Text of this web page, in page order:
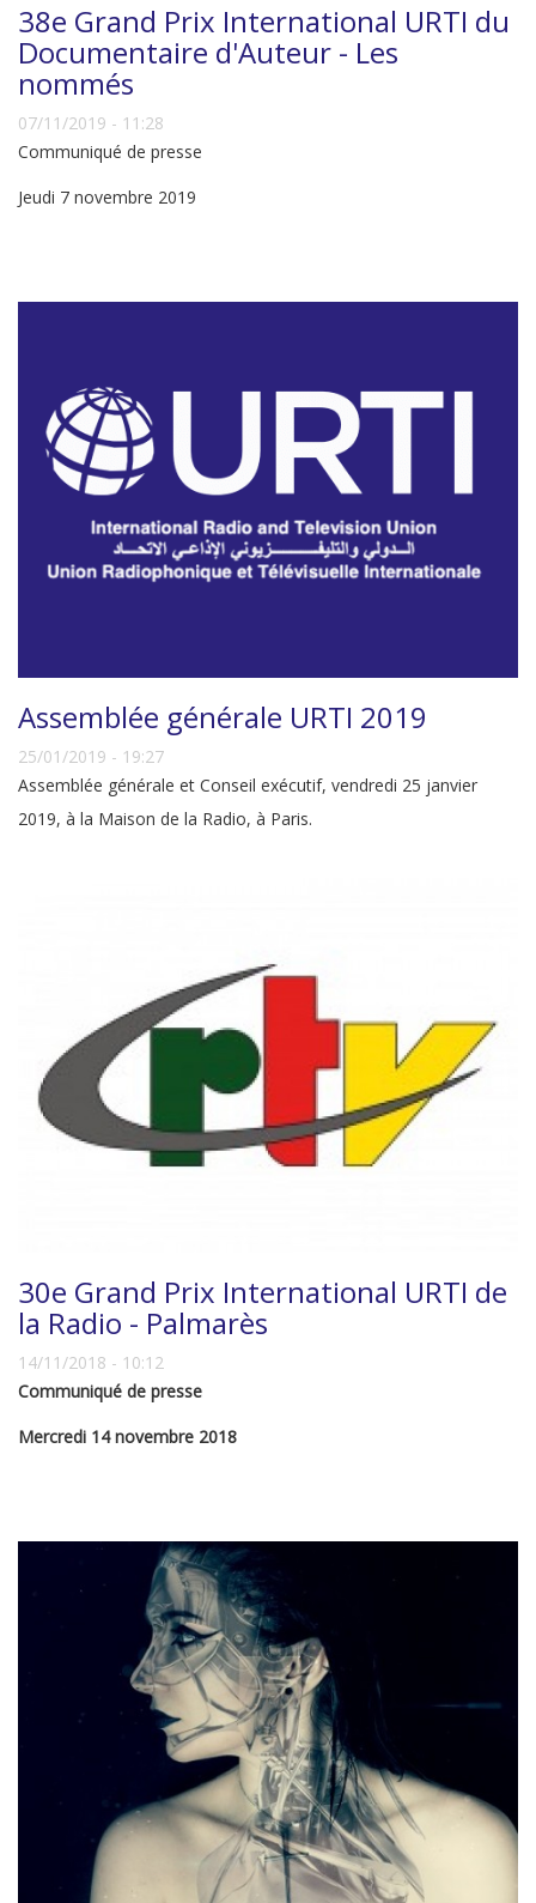
38e Grand Prix International URTI du
Documentaire d'Auteur - Les
nommés
07/11/2019 - 11:28
Communiqué de presse
Jeudi 7 novembre 2019
Assemblée générale URTI 2019
25/01/2019 - 19:27
Assemblée générale et Conseil exécutif, vendredi 25 janvier
2019, à la Maison de la Radio, à Paris.
30e Grand Prix International URTI de
la Radio - Palmarès
14/11/2018 - 10:12
Communiqué de presse
Mercredi 14 novembre 2018